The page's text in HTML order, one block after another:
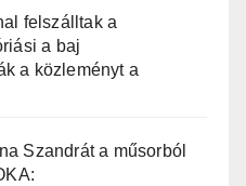
felszálltak a
a baj
a közleményt a
Szandrát a műsorból